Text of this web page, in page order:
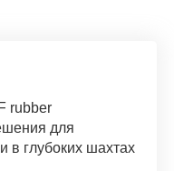
rubber
для
в глубоких шахтах